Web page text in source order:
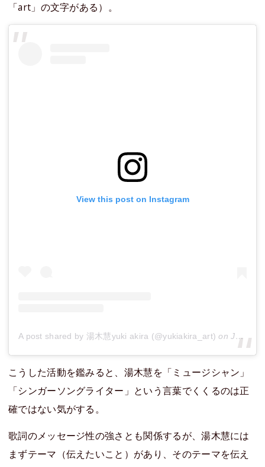
「art」の文字がある）。
View this post on Instagram
A post shared by 湯木慧yuki akira (@yukiakira_art) onJun 11, 2017 at 9:50am PDT
こうした活動を鑑みると、湯木慧を「ミュージシャン」
「シンガーソングライター」という言葉でくくるのは正
確ではない気がする。
歌詞のメッセージ性の強さとも関係するが、湯木慧には
まずテーマ（伝えたいこと）があり、そのテーマを伝え